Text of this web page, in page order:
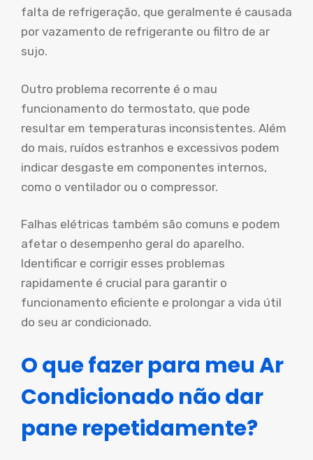
falta de refrigeração, que geralmente é causada
por vazamento de refrigerante ou filtro de ar
sujo.
Outro problema recorrente é o mau
funcionamento do termostato, que pode
resultar em temperaturas inconsistentes. Além
do mais, ruídos estranhos e excessivos podem
indicar desgaste em componentes internos,
como o ventilador ou o compressor.
Falhas elétricas também são comuns e podem
afetar o desempenho geral do aparelho.
Identificar e corrigir esses problemas
rapidamente é crucial para garantir o
funcionamento eficiente e prolongar a vida útil
do seu ar condicionado.
O que fazer para meu Ar
Condicionado não dar
pane repetidamente?